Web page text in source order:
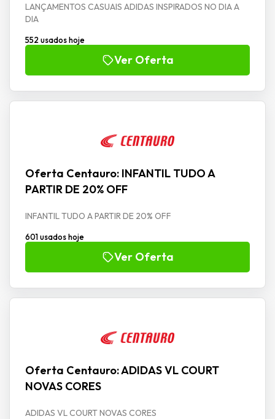
LANÇAMENTOS CASUAIS ADIDAS INSPIRADOS NO DIA A
DIA
552 usados hoje
Ver Oferta
Oferta Centauro: INFANTIL TUDO A
PARTIR DE 20% OFF
INFANTIL TUDO A PARTIR DE 20% OFF
601 usados hoje
Ver Oferta
Oferta Centauro: ADIDAS VL COURT
NOVAS CORES
ADIDAS VL COURT NOVAS CORES